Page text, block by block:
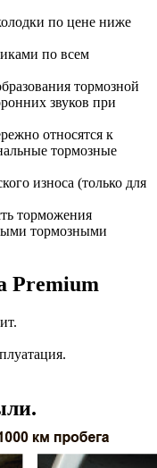
по цене ниже
по всем
тормозной
звуков при
относятся к
тормозные
износа (только для
торможения
тормозными
Premium